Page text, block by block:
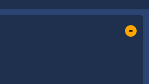
-